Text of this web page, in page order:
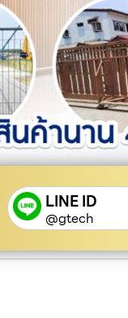
LINE ID
@gtech